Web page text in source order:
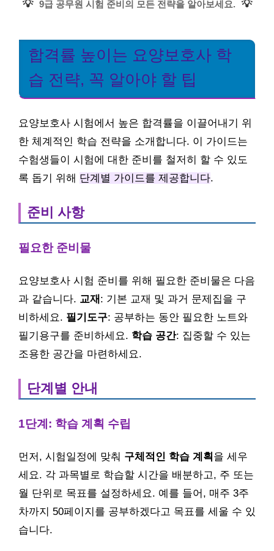
💡 9급 공무원 시험 준비의 모든 전략을 알아보세요. 💡
합격률 높이는 요양보호사 학
습 전략, 꼭 알아야 할 팁
요양보호사 시험에서 높은 합격률을 이끌어내기 위
한 체계적인 학습 전략을 소개합니다. 이 가이드는
수험생들이 시험에 대한 준비를 철저히 할 수 있도
록 돕기 위해 단계별 가이드를 제공합니다.
준비 사항
필요한 준비물
요양보호사 시험 준비를 위해 필요한 준비물은 다음
과 같습니다. 교재 : 기본 교재 및 과거 문제집을 구
비하세요. 필기도구: 공부하는 동안 필요한 노트와
필기용구를 준비하세요. 학습 공간: 집중할 수 있는
조용한 공간을 마련하세요.
단계별 안내
1단계: 학습 계획 수립
먼저, 시험일정에 맞춰 구체적인 학습 계획 을 세우
세요. 각 과목별로 학습할 시간을 배분하고, 주 또는
월 단위로 목표를 설정하세요. 예를 들어, 매주 3주
차까지 50페이지를 공부하겠다고 목표를 세울 수 있
습니다.